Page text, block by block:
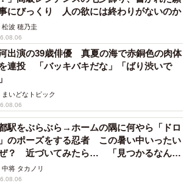
にびっくり 人の欲には終わりがないのか
松波 穂乃圭
出演の39歳俳優 真夏の海で赤銅色の肉体
連投 「バッキバキだな」「ばり渋いで
まいどなトピック
駅をぶらぶら→ホームの隅に何やら「ドロ
のポーズをする忍者 この暑い中いったい
？ 近づいてみたら… 「見つかるなんて
」
中将 タカノリ